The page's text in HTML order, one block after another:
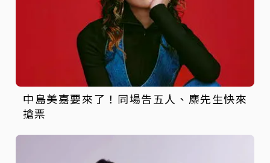
中島美嘉要來了！同場告五人、麋先生快來
搶票